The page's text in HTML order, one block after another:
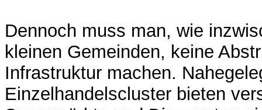
Dennoch muss man, wie
kleinen Gemeinden, keine
Infrastruktur machen.
Einzelhandelscluster bieten